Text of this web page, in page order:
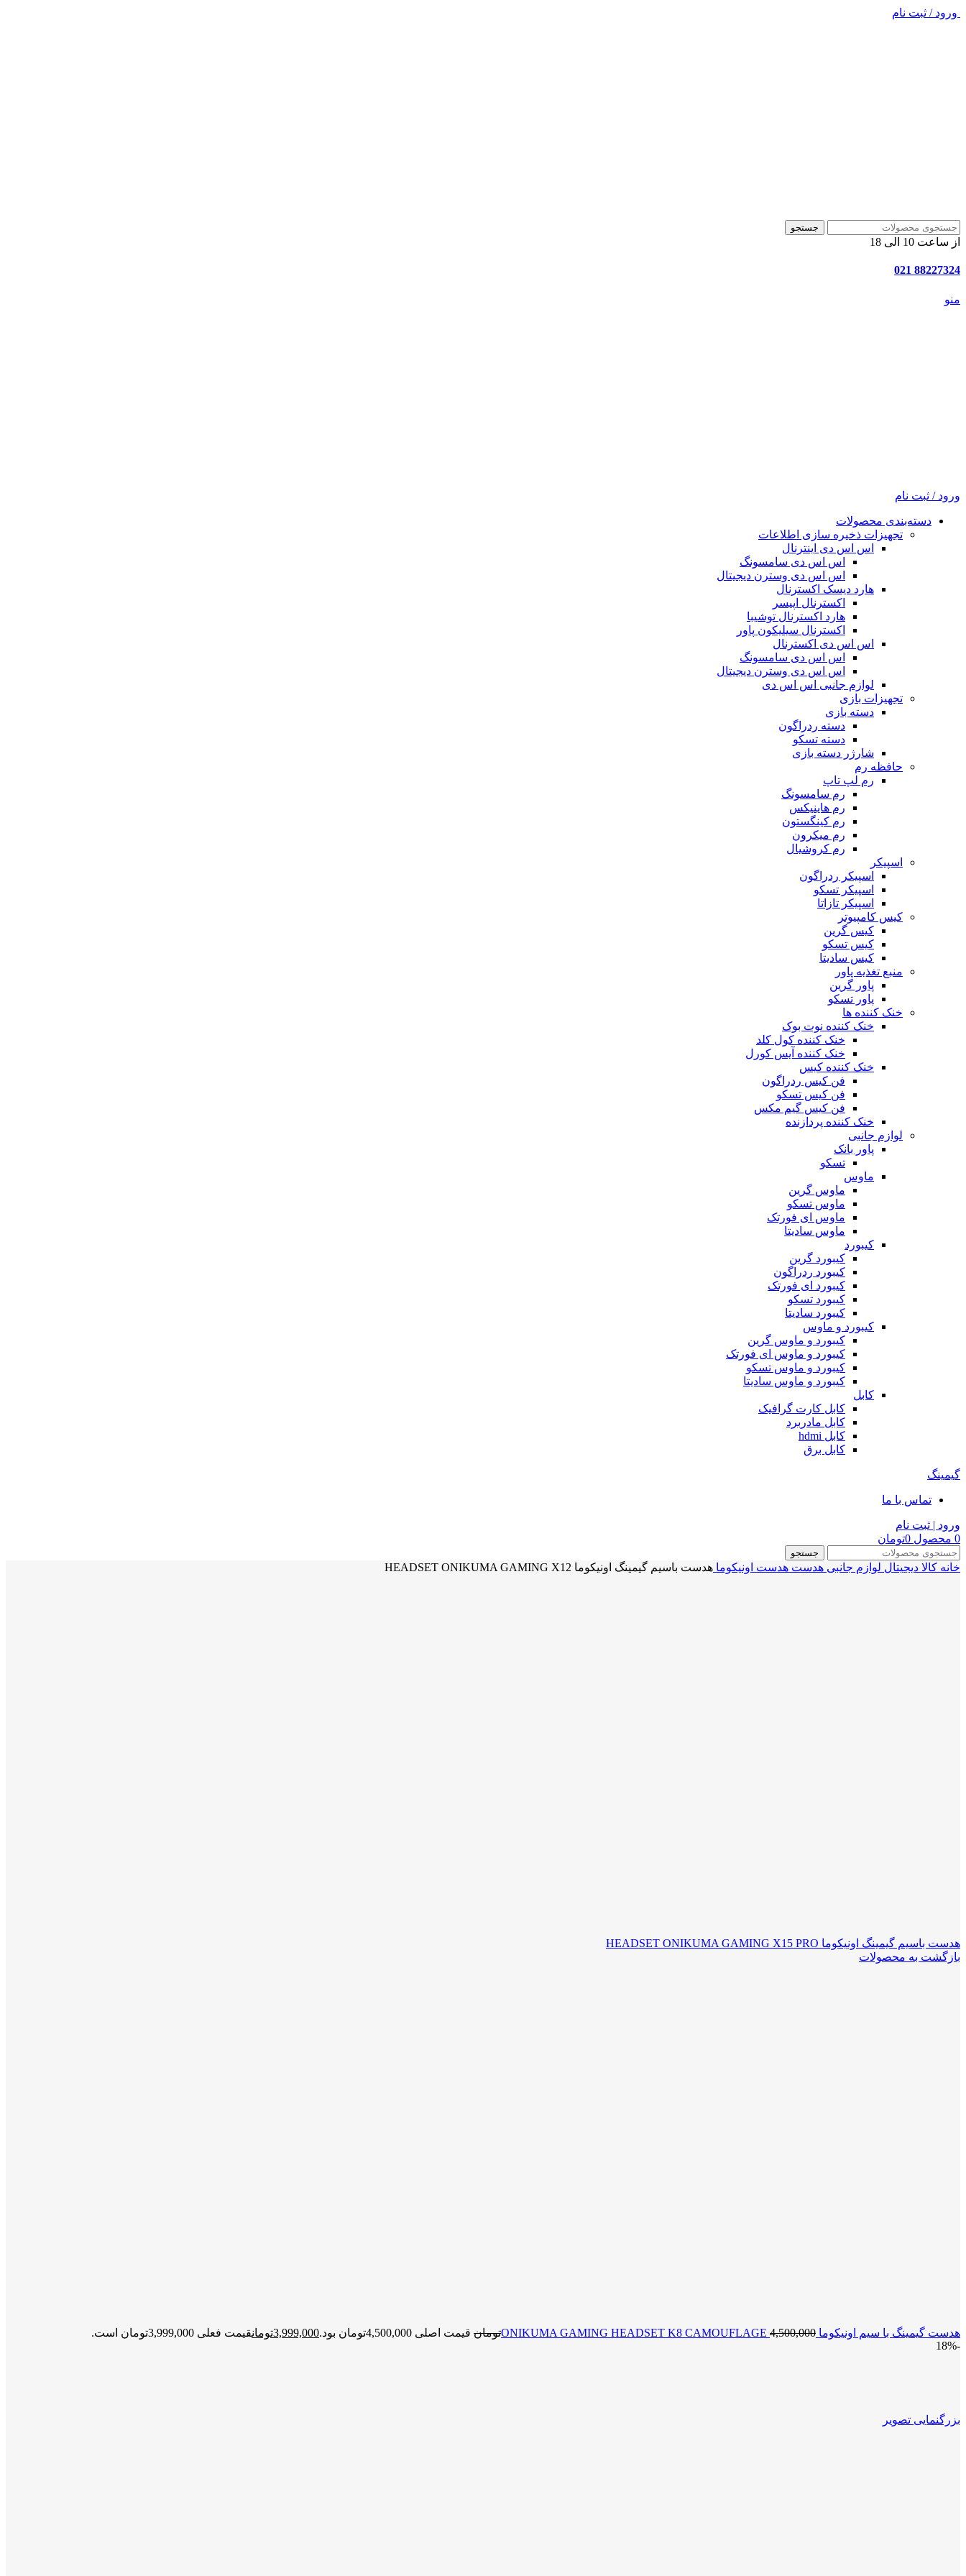
ورود / ثبت نام
جستجو
از ساعت 10 الی 18
88227324 021
منو
ورود / ثبت نام
دسته‌بندی محصولات
تجهیزات ذخیره سازی اطلاعات
اس اس دی اینترنال
اس اس دی سامسونگ
اس اس دی وسترن دیجیتال
هارد دیسک اکسترنال
اکسترنال اپیسر
هارد اکسترنال توشیبا
اکسترنال سیلیکون پاور
اس اس دی اکسترنال
اس اس دی سامسونگ
اس اس دی وسترن دیجیتال
لوازم جانبی اس اس دی
تجهیزات بازی
دسته بازی
دسته ردراگون
دسته تسکو
شارژر دسته بازی
حافظه رم
رم لپ تاپ
رم سامسونگ
رم هاینیکس
رم کینگستون
رم میکرون
رم کروشیال
اسپیکر
اسپیکر ردراگون
اسپیکر تسکو
اسپیکر تازاتا
کیس کامپیوتر
کیس گرین
کیس تسکو
کیس سادیتا
منبع تغذیه‌ پاور
پاور گرین
پاور تسکو
خنک کننده ها
خنک کننده نوت بوک
خنک کننده کول کلد
خنک کننده آیس کورل
خنک کننده کیس
فن کیس ردراگون
فن کیس تسکو
فن کیس گیم مکس
خنک کننده پردازنده
لوازم جانبی
پاور بانک
تسکو
ماوس
ماوس گرین
ماوس تسکو
ماوس ای فورتک
ماوس سادیتا
کیبورد
کیبورد گرین
کیبورد ردراگون
کیبورد ای فورتک
کیبورد تسکو
کیبورد سادیتا
کیبورد و ماوس
کیبورد و ماوس گرین
کیبورد و ماوس ای فورتک
کیبورد و ماوس تسکو
کیبورد و ماوس سادیتا
کابل
کابل کارت گرافیک
کابل مادربرد
کابل hdmi
کابل برق
گیمینگ
تماس با ما
ورود | ثبت نام
0 محصول 0تومان
جستجو
خانه کالا دیجیتال لوازم جانبی هدست هدست اونیکوما هدست باسیم گیمینگ اونیکوما HEADSET ONIKUMA GAMING X12
هدست باسیم گیمینگ اونیکوما HEADSET ONIKUMA GAMING X15 PRO
بازگشت به محصولات
هدست گیمینگ با سیم اونیکوما ONIKUMA GAMING HEADSET K8 CAMOUFLAGE 4,500,000 تومان قیمت اصلی 4,500,000تومان بود. 3,999,000تومانقیمت فعلی 3,999,000تومان است.
-18%
بزرگنمایی تصویر